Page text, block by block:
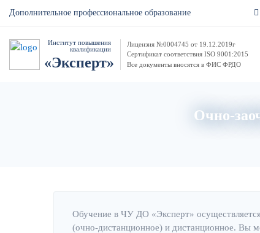
Дополнительное профессиональное образование
Институт повышения
квалификации
«Эксперт»
Лицензия №0004745 от 19.12.2019г
Сертификат соответствия ISO 9001:2015
Все документы вносятся в ФИС ФРДО
Очно-
Обучение в ЧУ ДО «Эксперт»
(очно-дистанционное) и дистанционное. Вы